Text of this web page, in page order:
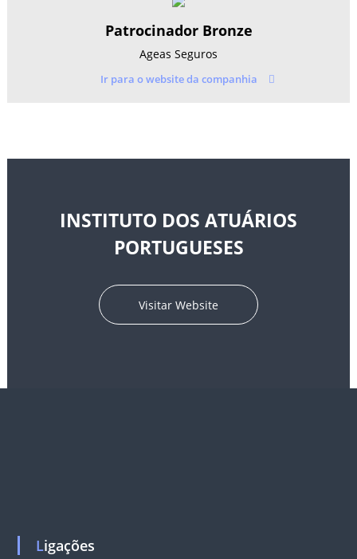
Patrocinador Bronze
Ageas Seguros
Ir para o website da companhia
INSTITUTO DOS ATUÁRIOS
PORTUGUESES
Visitar Website
Ligações